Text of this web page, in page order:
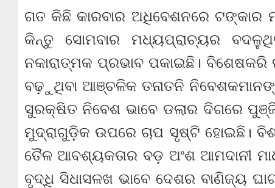
ଗତ କିଛି କାରବାର ଅଧିବେଶନରେ ଟଙ୍କାର
କିନ୍ତୁ ସୋମବାର ମଧ୍ୟପ୍ରାଚ୍ୟର
ନକାରାତ୍ମକ ପ୍ରଭାବ ପକାଇଛି।
ବଢ଼ୁଥିବା ଆଞ୍ଚଳିକ ତନାତନି
ସୁରକ୍ଷିତ ନିବେଶ ଭାବେ ଡଲାର ଦିଗରେ
ମୁଦ୍ରାଗୁଡ଼ିକ ଉପରେ ଚାପ ସୃଷ୍ଟି ହୋଇଛି।
ତୈଳ ଆବଶ୍ୟକତାର ବଡ଼ ଅଂଶ ଆମଦାନୀ
ବୃଦ୍ଧି ସିଧାସଳଖ ଭାବେ ଦେଶର ବାଣିଜ୍ୟ